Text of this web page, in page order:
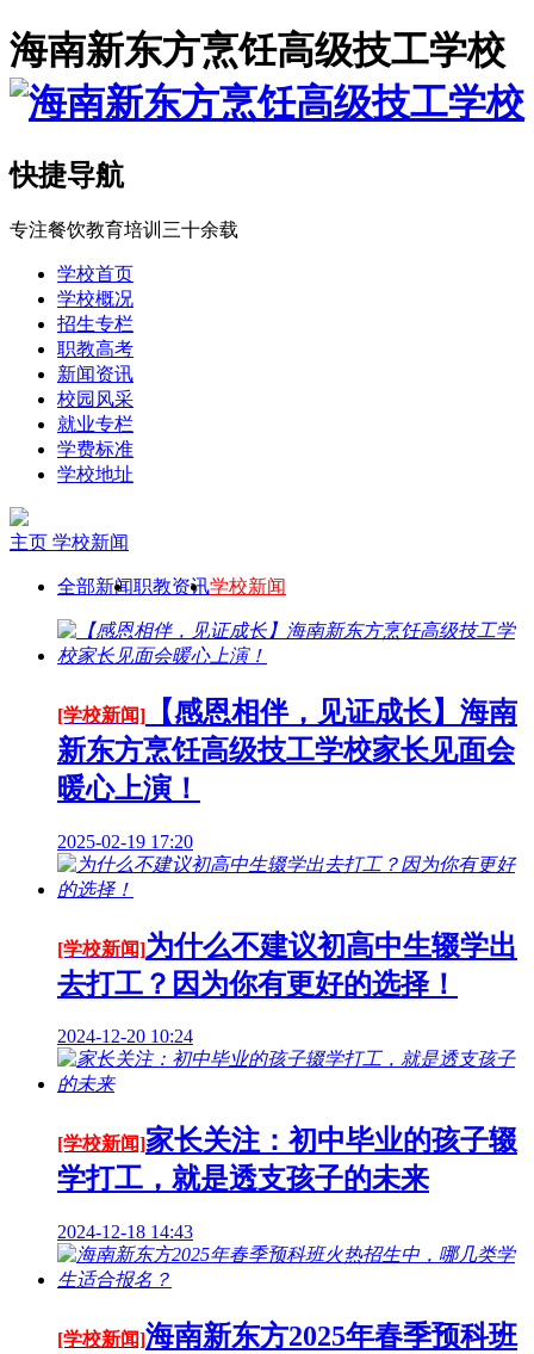
海南新东方烹饪高级技工学校
快捷导航
专注餐饮教育培训三十余载
学校首页
学校概况
招生专栏
职教高考
新闻资讯
校园风采
就业专栏
学费标准
学校地址
主页 学校新闻
全部新闻职教资讯学校新闻
[学校新闻]
【感恩相伴，见证成长】海南
新东方烹饪高级技工学校家长见面会
暖心上演！
2025-02-19 17:20
[学校新闻]为什么不建议初高中生辍学出
去打工？因为你有更好的选择！
2024-12-20 10:24
[学校新闻]家长关注：初中毕业的孩子辍
学打工，就是透支孩子的未来
2024-12-18 14:43
[学校新闻]海南新东方2025年春季预科班